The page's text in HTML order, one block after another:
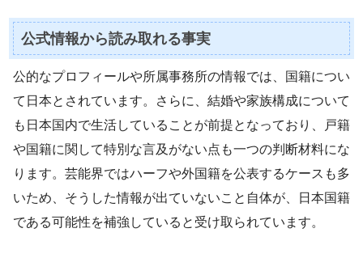
公式情報から読み取れる事実
公的なプロフィールや所属事務所の情報では、国籍につい
て日本とされています。さらに、結婚や家族構成について
も日本国内で生活していることが前提となっており、戸籍
や国籍に関して特別な言及がない点も一つの判断材料にな
ります。芸能界ではハーフや外国籍を公表するケースも多
いため、そうした情報が出ていないこと自体が、日本国籍
である可能性を補強していると受け取られています。